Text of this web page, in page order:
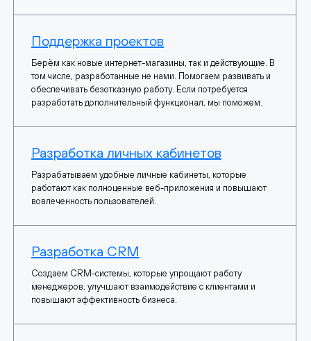
Поддержка проектов
Берём как новые интернет-магазины, так и действующие. В
том числе, разработанные не нами. Помогаем развивать и
обеспечивать безотказную работу. Если потребуется
разработать дополнительный функционал, мы поможем.
Разработка личных кабинетов
Разрабатываем удобные личные кабинеты, которые
работают как полноценные веб-приложения и повышают
вовлеченность пользователей.
Разработка CRM
Создаем CRM-системы, которые упрощают работу
менеджеров, улучшают взаимодействие с клиентами и
повышают эффективность бизнеса.